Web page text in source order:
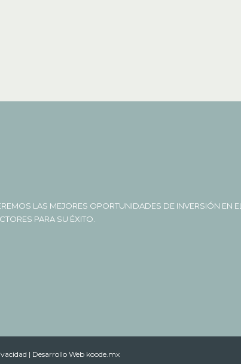
LAS MEJORES OPORTUNIDADES DE INVERSIÓN EN EL
PARA SU ÉXITO.
| Desarrollo Web koode.mx